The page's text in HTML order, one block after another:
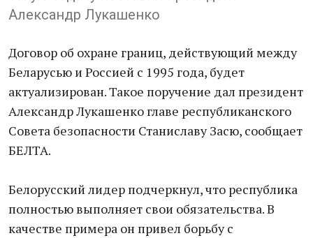
Александр Лукашенко
Договор об охране границ, действующий между
Беларусью и Россией с 1995 года, будет
актуализирован. Такое поручение дал президент
Александр Лукашенко главе республиканского
Совета безопасности Станиславу Засю, сообщает
БЕЛТА.
Белорусский лидер подчеркнул, что республика
полностью выполняет свои обязательства. В
качестве примера он привел борьбу с